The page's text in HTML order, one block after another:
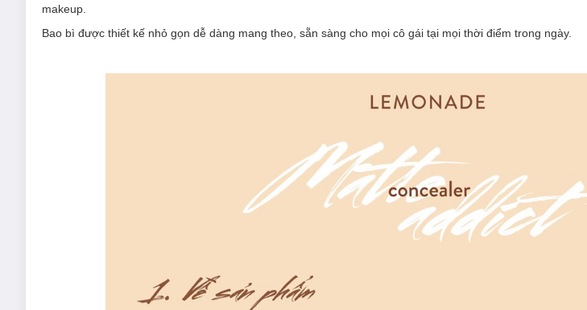
makeup.
Bao bì được thiết kế nhỏ gọn dễ dàng mang theo, sẵn sàng cho mọi cô gái tại mọi thời điểm trong ngày.